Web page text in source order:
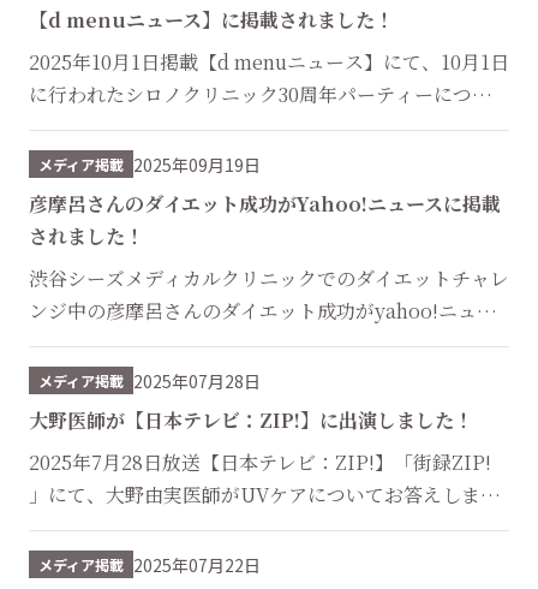
【d menuニュース】に掲載されました！
2025年10月1日掲載【d menuニュース】にて、10月1日
に行われたシロノクリニック30周年パーティーについ
てご掲載いただきました！ ...
メディア掲載 2025年09月19日
彦摩呂さんのダイエット成功がYahoo!ニュースに掲載
されました！
渋谷シーズメディカルクリニックでのダイエットチャレ
ンジ中の彦摩呂さんのダイエット成功がyahoo!ニュー
スに掲載されました！
詳しくは【彦摩呂さん公式YouTube：彦しめ】をご覧
（過去の動画はこちらから） ...
メディア掲載 2025年07月28日
大野医師が【日本テレビ：ZIP!】に出演しました！
2025年7月28日放送【日本テレビ：ZIP!】「街録ZIP!
」にて、大野由実医師がUVケアについてお答えしまし
た。 ...
メディア掲載 2025年07月22日